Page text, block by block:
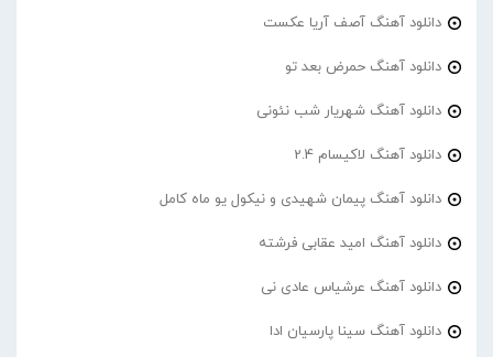
دانلود آهنگ آصف آریا عکست
دانلود آهنگ حمرض بعد تو
دانلود آهنگ شهریار شب نئونی
دانلود آهنگ لاکیسام 2.4
دانلود آهنگ پیمان شهیدی و نیکول یو ماه کامل
دانلود آهنگ امید عقابی فرشته
دانلود آهنگ عرشیاس عادی نی
دانلود آهنگ سینا پارسیان ادا